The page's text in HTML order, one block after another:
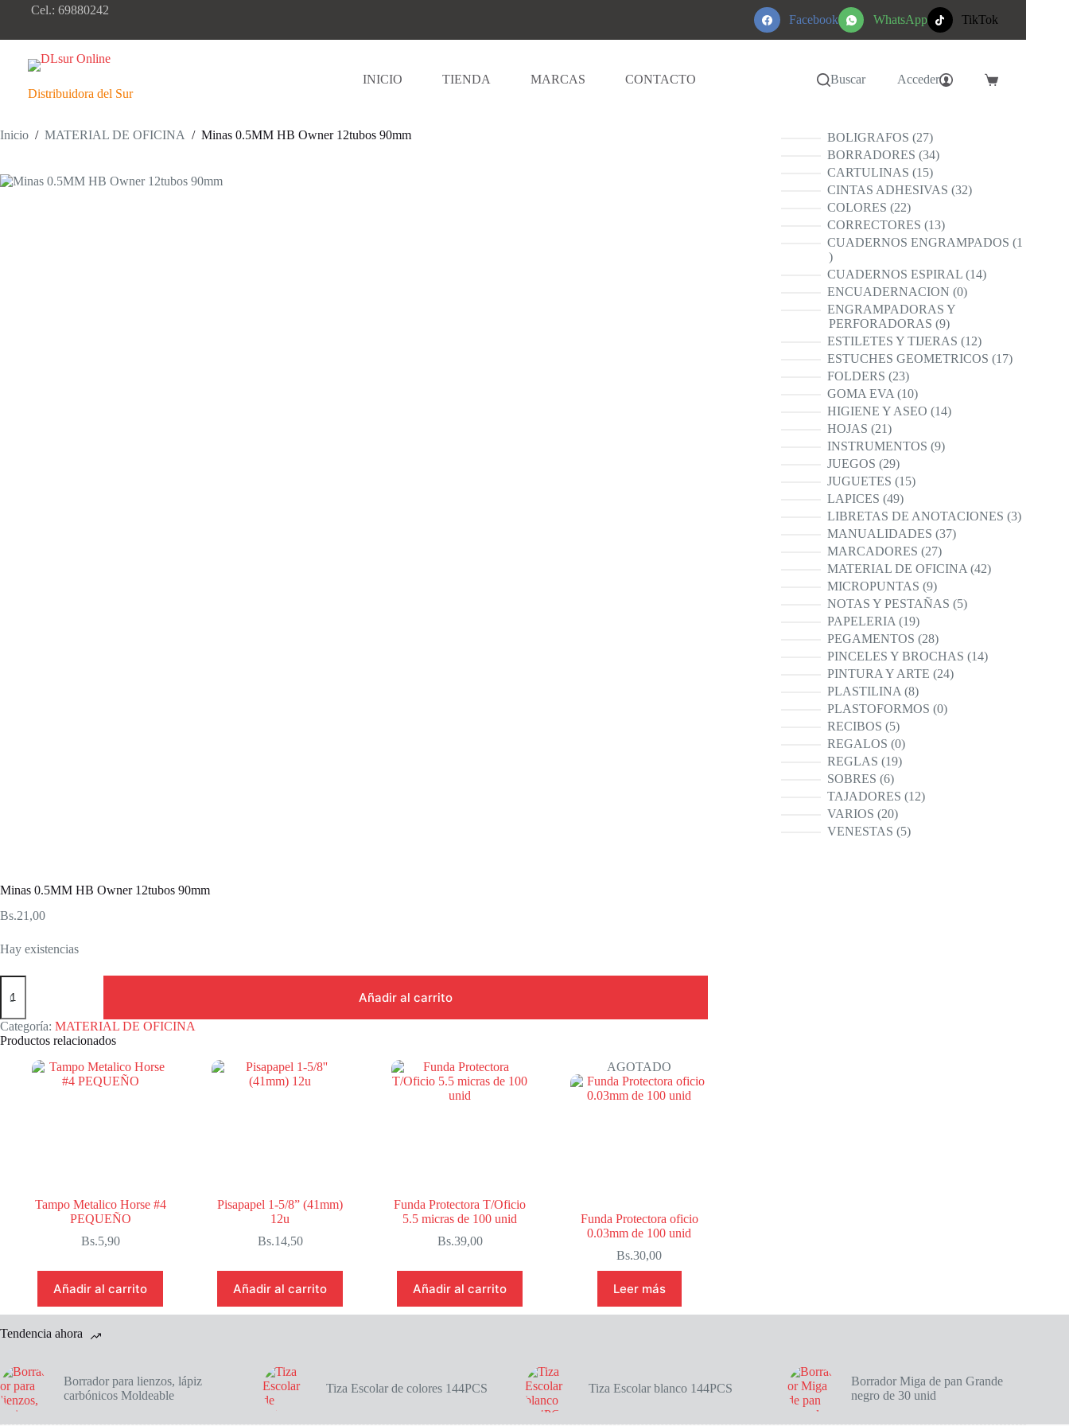
Cel.: 69880242
Facebook WhatsApp TikTok
Distribuidora del Sur
INICIO TIENDA MARCAS CONTACTO Buscar Acceder
Carro
Inicio / MATERIAL DE OFICINA / Minas 0.5MM HB Owner 12tubos 90mm
Minas 0.5MM HB Owner 12tubos 90mm
Bs.21,00
Hay existencias
Minas
0.5MM
Owner
12tubos
90mm
cantidad
Añadir al carrito
Categoría: MATERIAL DE OFICINA
Productos relacionados
Tampo Metalico Horse #4
PEQUEÑO
Bs.5,90
Añadir al carrito
Pisapapel 1-5/8” (41mm)
12u
Bs.14,50
Añadir al carrito
Funda Protectora T/Oficio
5.5 micras de 100 unid
Bs.39,00
Añadir al carrito
AGOTADO
Funda Protectora oficio
0.03mm de 100 unid
Bs.30,00
Leer más
BOLIGRAFOS 2727
productos
BORRADORES 3434
CARTULINAS 1515
productos
CINTAS ADHESIVAS 3232
COLORES 2222
productos
CORRECTORES 1313
productos
CUADERNOS ENGRAMPADOS 1
1
producto
CUADERNOS ESPIRAL 1414
ENCUADERNACION 00
ENGRAMPADORAS Y
PERFORADORAS 99
productos
ESTILETES Y TIJERAS 1212
productos
ESTUCHES GEOMETRICOS 1717
FOLDERS 2323
productos
GOMA EVA 1010
productos
HIGIENE Y ASEO 1414
HOJAS 2121
productos
INSTRUMENTOS 99
JUEGOS 2929
productos
JUGUETES 1515
LAPICES 4949
productos
LIBRETAS DE ANOTACIONES 33
MANUALIDADES 3737
MARCADORES 2727
productos
MATERIAL DE OFICINA 4242
MICROPUNTAS 99
productos
NOTAS Y PESTAÑAS 55
PAPELERIA 1919
productos
PEGAMENTOS 2828
productos
PINCELES Y BROCHAS 1414
PINTURA Y ARTE 2424
PLASTILINA 88
productos
PLASTOFORMOS 00
RECIBOS 55
productos
REGALOS 00
productos
REGLAS 1919
SOBRES 66
productos
TAJADORES 1212
VARIOS 2020
productos
VENESTAS 55
Tendencia ahora
Borrador para lienzos, lápiz
carbónicos Moldeable
Tiza Escolar de colores 144PCS Tiza Escolar blanco 144PCS
Borrador Miga de pan Grande
negro de 30 unid